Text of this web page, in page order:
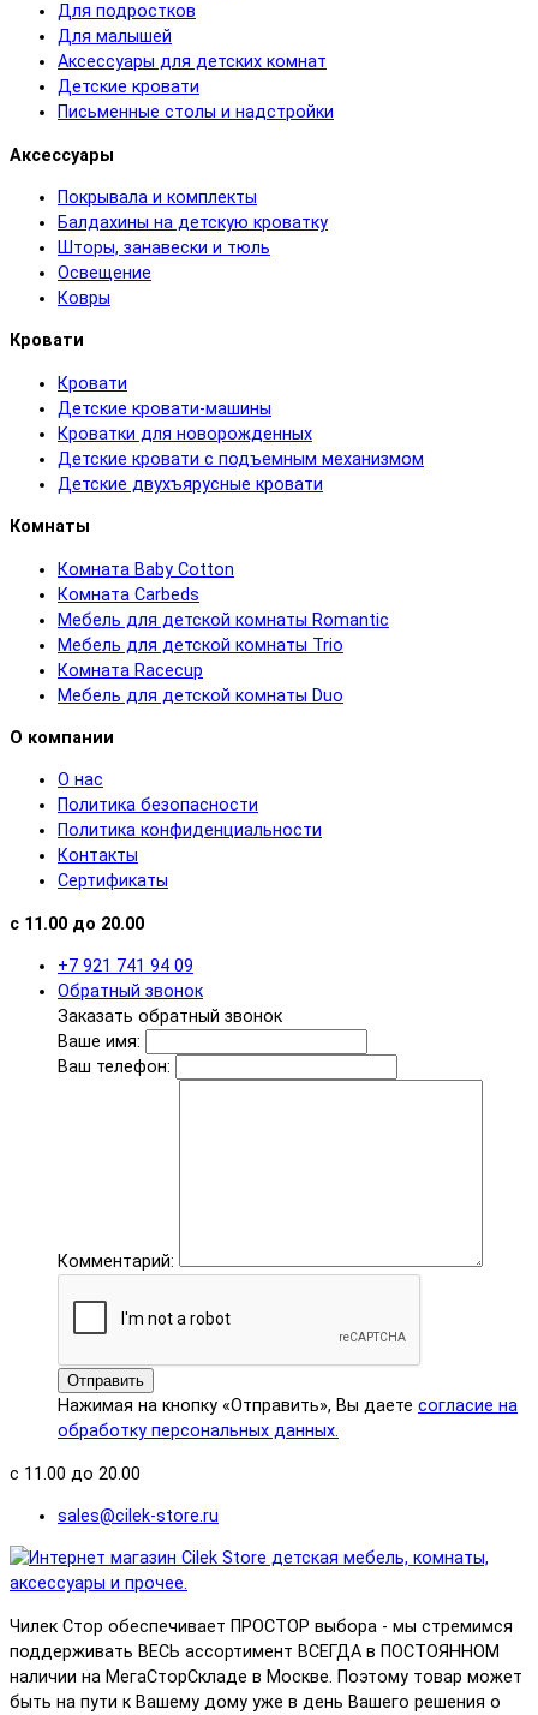
Для подростков
Для малышей
Аксессуары для детских комнат
Детские кровати
Письменные столы и надстройки
Аксессуары
Покрывала и комплекты
Балдахины на детскую кроватку
Шторы, занавески и тюль
Освещение
Ковры
Кровати
Кровати
Детские кровати-машины
Кроватки для новорожденных
Детские кровати с подъемным механизмом
Детские двухъярусные кровати
Комнаты
Комната Baby Cotton
Комната Carbeds
Мебель для детской комнаты Romantic
Мебель для детской комнаты Trio
Комната Racecup
Мебель для детской комнаты Duo
О компании
О нас
Политика безопасности
Политика конфиденциальности
Контакты
Сертификаты
с 11.00 до 20.00
+7 921 741 94 09
Обратный звонок
Заказать обратный звонок
Ваше имя:
Ваш телефон:
Комментарий:
Отправить
Нажимая на кнопку «Отправить», Вы даете согласие на
обработку персональных данных.
с 11.00 до 20.00
sales@cilek-store.ru
Чилек Стор обеспечивает ПРОСТОР выбора - мы стремимся
поддерживать ВЕСЬ ассортимент ВСЕГДА в ПОСТОЯННОМ
наличии на МегаСторСкладе в Москве. Поэтому товар может
быть на пути к Вашему дому уже в день Вашего решения о